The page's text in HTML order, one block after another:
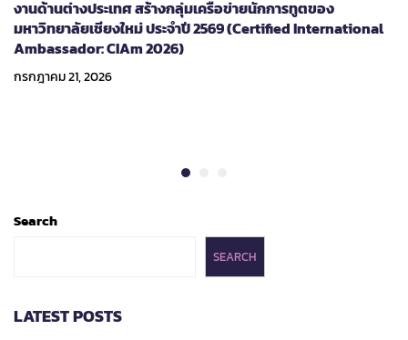
งานด้านต่างประเทศ สร้างกลุ่มเครือข่ายนักการทูตของ
มหาวิทยาลัยเชียงใหม่ ประจำปี 2569 (Certified International
Ambassador: CIAm 2026)
กรกฎาคม 21, 2026
Search
SEARCH
LATEST POSTS